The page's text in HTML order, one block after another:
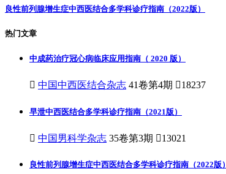
良性前列腺增生症中西医结合多学科诊疗指南（2022版）
热门文章
中成药治疗冠心病临床应用指南（ 2020 版）
 中国中西医结合杂志 41卷第4期 18237
早泄中西医结合多学科诊疗指南（2021版）
 中国男科学杂志 35卷第3期 13021
良性前列腺增生症中西医结合多学科诊疗指南（2022版）